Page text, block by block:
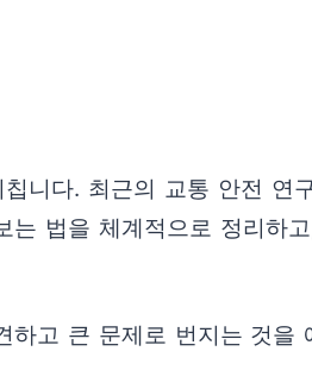
니다. 최근의 교통 안전 연
법을 체계적으로 정리하
고 큰 문제로 번지는 것을